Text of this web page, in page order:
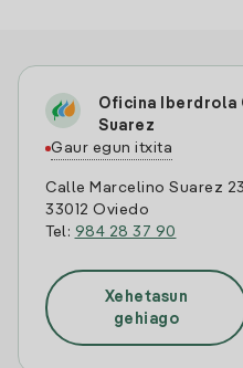
Oficina Iberdrola
Suarez
Gaur egun itxita
Calle Marcelino Suarez 23
33012 Oviedo
Tel: 984 28 37 90
Xehetasun
gehiago